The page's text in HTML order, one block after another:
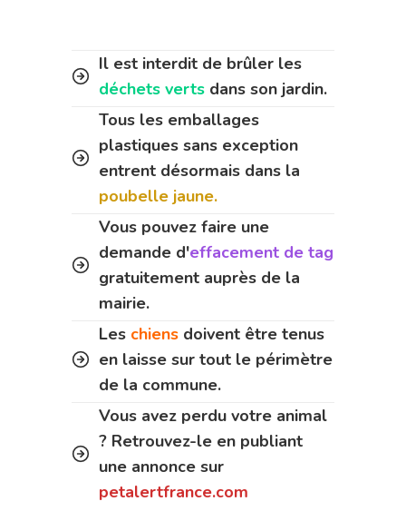
Il est interdit de brûler les
déchets verts dans son jardin.
Tous les emballages
plastiques sans exception
entrent désormais dans la
poubelle jaune.
Vous pouvez faire une
demande d'effacement de tag
gratuitement auprès de la
mairie.
Les chiens doivent être tenus
en laisse sur tout le périmètre
de la commune.
Vous avez perdu votre animal
? Retrouvez-le en publiant
une annonce sur
petalertfrance.com